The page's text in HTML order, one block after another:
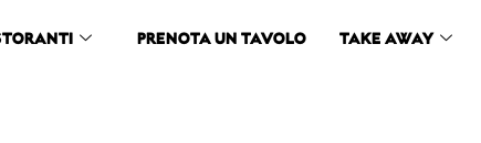
PRENOTA UN TAVOLO TAKE AWAY